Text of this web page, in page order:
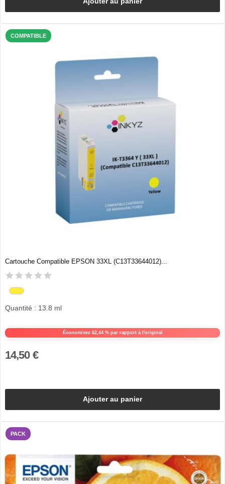
COMPATIBLE
Cartouche Compatible EPSON 33XL (C13T33644012)...
Économisez 62,44 % par rapport à l'original
Quantité : 13.8 ml
14,50 €
Ajouter au panier
PACK